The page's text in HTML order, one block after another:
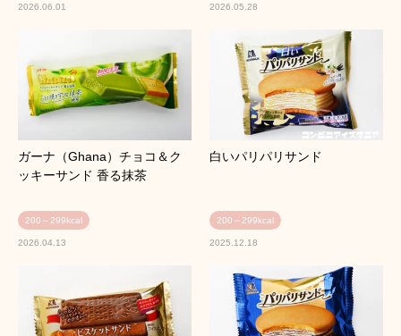
2026.06.01 2026.05.28
ガーナ（Ghana）チョコ＆ク
ッキーサンド 香る抹茶
200～299kcal
2026.04.13
白いパリパリサンド
200～299kcal
2025.12.18